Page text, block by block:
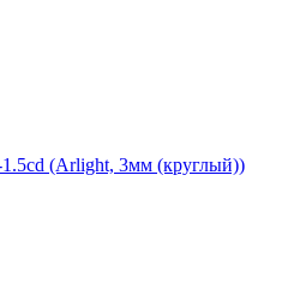
(Arlight, 3мм (круглый))